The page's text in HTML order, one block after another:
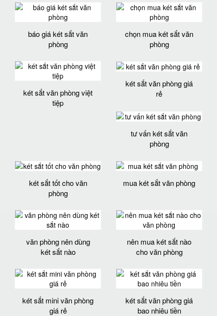
báo giá két sắt văn
phòng
chọn mua két sắt văn
phòng
két sắt văn phòng việt
tiệp
két sắt văn phòng giá
rẻ
tư vấn két sắt văn
phòng
két sắt tốt cho văn
phòng
mua két sắt văn phòng
văn phòng nên dùng
két sắt nào
nên mua két sắt nào
cho văn phòng
két sắt mini văn phòng
giá rẻ
két sắt văn phòng giá
bao nhiêu tiền